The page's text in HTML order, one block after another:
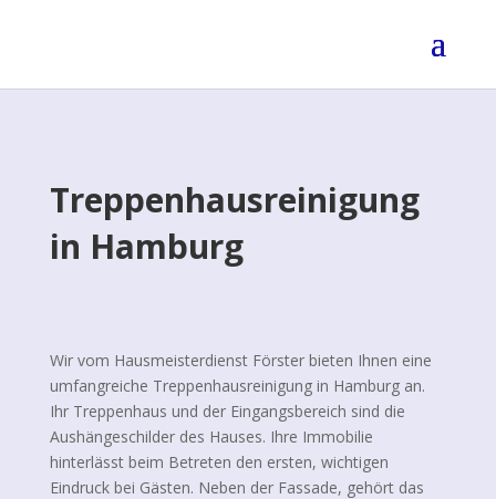
Treppenhausreinigung
in Hamburg
Wir vom Hausmeisterdienst Förster bieten Ihnen eine
umfangreiche Treppenhausreinigung in Hamburg an.
Ihr Treppenhaus und der Eingangsbereich sind die
Aushängeschilder des Hauses. Ihre Immobilie
hinterlässt beim Betreten den ersten, wichtigen
Eindruck bei Gästen. Neben der Fassade, gehört das